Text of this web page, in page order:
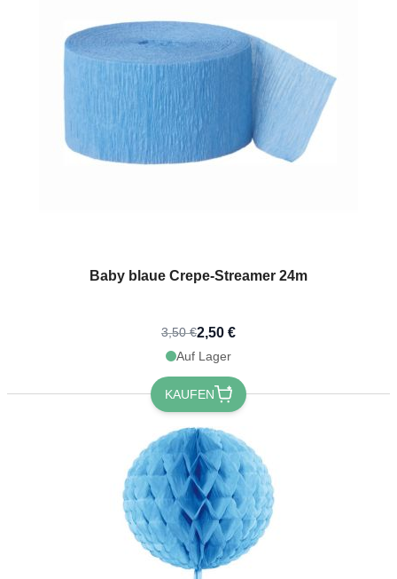
Baby blaue Crepe-Streamer 24m
3,50 €2,50 €
Auf Lager
KAUFEN